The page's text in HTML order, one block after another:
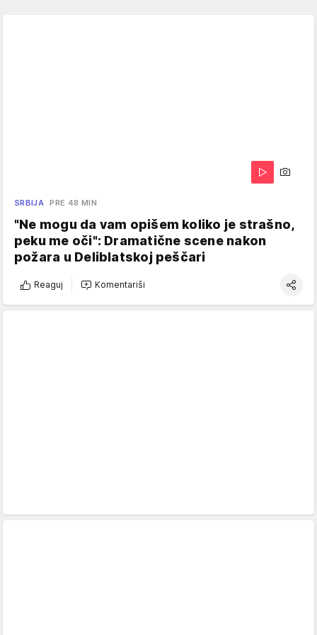
SRBIJA PRE 48 MIN
"Ne mogu da vam opišem koliko je strašno,
peku me oči": Dramatične scene nakon
požara u Deliblatskoj peščari
Reaguj Komentariši